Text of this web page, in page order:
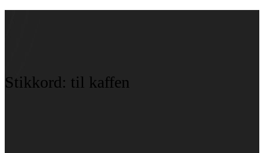
Stikkord: til kaffen